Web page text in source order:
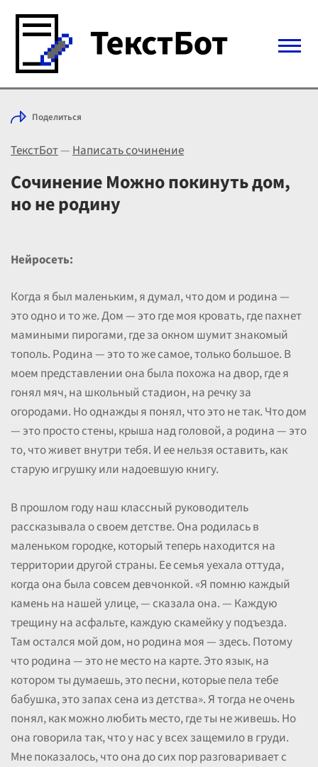
Войти с Telegram
Выбрать режим
Цены
Поделиться
ТекстБот—Написать сочинение
Сочинение Можно покинуть дом,
но не родину
Нейросеть:
Когда я был маленьким, я думал, что дом и родина —
это одно и то же. Дом — это где моя кровать, где пахнет
мамиными пирогами, где за окном шумит знакомый
тополь. Родина — это то же самое, только большое. В
моем представлении она была похожа на двор, где я
гонял мяч, на школьный стадион, на речку за
огородами. Но однажды я понял, что это не так. Что дом
— это просто стены, крыша над головой, а родина — это
то, что живет внутри тебя. И ее нельзя оставить, как
старую игрушку или надоевшую книгу.
В прошлом году наш классный руководитель
рассказывала о своем детстве. Она родилась в
маленьком городке, который теперь находится на
территории другой страны. Ее семья уехала оттуда,
когда она была совсем девчонкой. «Я помню каждый
камень на нашей улице, — сказала она. — Каждую
трещину на асфальте, каждую скамейку у подъезда.
Там остался мой дом, но родина моя — здесь. Потому
что родина — это не место на карте. Это язык, на
котором ты думаешь, это песни, которые пела тебе
бабушка, это запах сена из детства». Я тогда не очень
понял, как можно любить место, где ты не живешь. Но
она говорила так, что у нас у всех защемило в груди.
Мне показалось, что она до сих пор разговаривает с